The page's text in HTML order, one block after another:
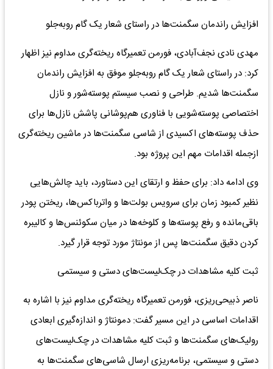
افزایش راندمان سگمنت‌ها در راستای شعار یک گام روبه‌جلو
مهدی نادی نجف‌آبادی، فورمن تعمیرگاه ریخته‌گری مداوم نیز اظهار
کرد: در راستای شعار یک گام روبه‌جلو موفق به افزایش راندمان
سگمنت‌ها شدیم. طراحی و نصب سیستم پوسته‌شور و نازل
اختصاصی پوسته‌شویی با فناوری هم‌پوشانی پاشش نازل‌ها برای
حذف پوسته‌های اکسیدی از شاسی سگمنت‌ها در ماشین ریخته‌گری
ازجمله اقدامات مهم این پروژه بود.
وی ادامه داد: برای حفظ و ارتقای این دستاورد، باید چالش‌هایی
نظیر کمبود زمان برای سرویس بولت‌ها و واترباکس‌ها، ریختن پودر
باقی‌مانده و رفع پوسته‌ها و کلوخه‌ها در میان سکوئنس‌ها و کالیبره
کردن دقیق سگمنت‌ها پس از مونتاژ مورد توجه قرار گیرد.
ثبت کلیه مشاهدات در چک‌لیست‌های دستی و سیستمی
ناصر ذبیحی‌ریزی، فورمن تعمیرگاه ریخته‌گری مداوم نیز با اشاره به
اقدامات اساسی در این مسیر گفت: دمونتاژ و اندازه‌گیری ابعادی
رولیک‌های سگمنت‌ها و ثبت کلیه مشاهدات در چک‌لیست‌های
دستی و سیستمی، برنامه‌ریزی ارسال شاسی‌های سگمنت‌ها به